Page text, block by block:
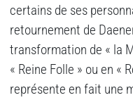
certains de ses
retournement de
transformation de « la
« Reine Folle » ou en «
représente en fait une